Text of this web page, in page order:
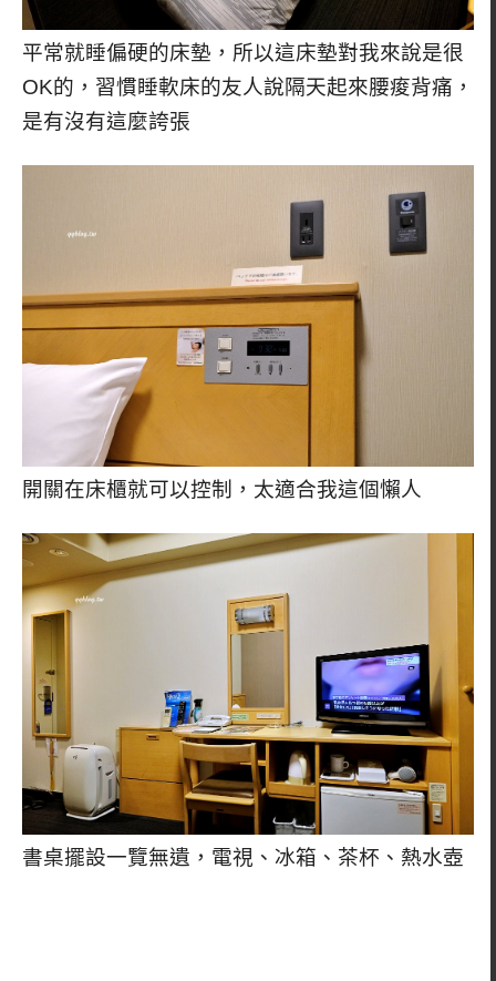
平常就睡偏硬的床墊，所以這床墊對我來說是很
OK的，習慣睡軟床的友人說隔天起來腰痠背痛，
是有沒有這麼誇張
開關在床櫃就可以控制，太適合我這個懶人
書桌擺設一覽無遺，電視、冰箱、茶杯、熱水壺